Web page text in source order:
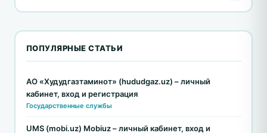
ПОПУЛЯРНЫЕ СТАТЬИ
АО «Худудгазтаминот» (hududgaz.uz) – личный
кабинет, вход и регистрация
Государственные службы
UMS (mobi.uz) Mobiuz – личный кабинет, вход и